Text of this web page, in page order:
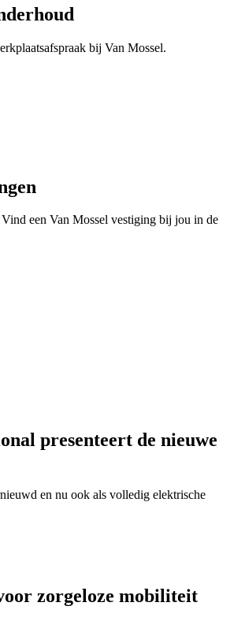
bij Van Mossel.
een Van Mossel vestiging bij jou in de
presenteert de nieuwe
en nu ook als volledig elektrische
zorgeloze mobiliteit